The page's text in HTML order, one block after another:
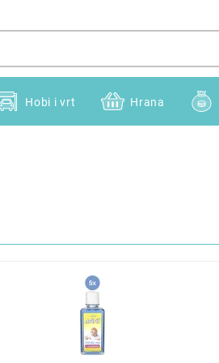
Hobi i vrt Hrana